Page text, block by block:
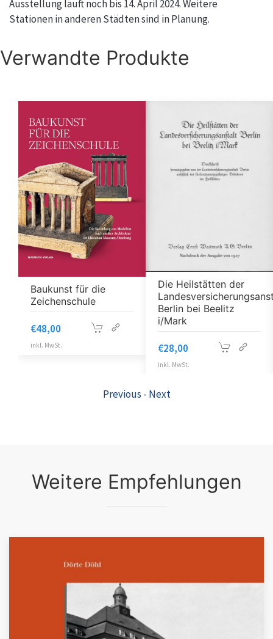
Ausstellung läuft noch bis 14. April 2024. Weitere
Stationen in anderen Städten sind in Planung.
Verwandte Produkte
Baukunst für die
Zeichenschule
€48,00
inkl. MwSt.
Die Heilstätten der
Berlin bei Beelitz
i/Mark
€28,00
inkl. MwSt.
Previous - Next
Weitere Empfehlungen